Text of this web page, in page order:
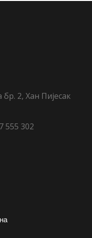
2, Хан Пијесак
555 302